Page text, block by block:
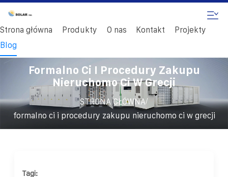
Strona główna Produkty O nas Kontakt
Projekty
Blog
Formalno Ci I Procedury Zakupu
Nieruchomo Ci W Grecji
STRONA GŁÓWNA/
formalno ci i procedury zakupu nieruchomo ci w grecji
Tagi: